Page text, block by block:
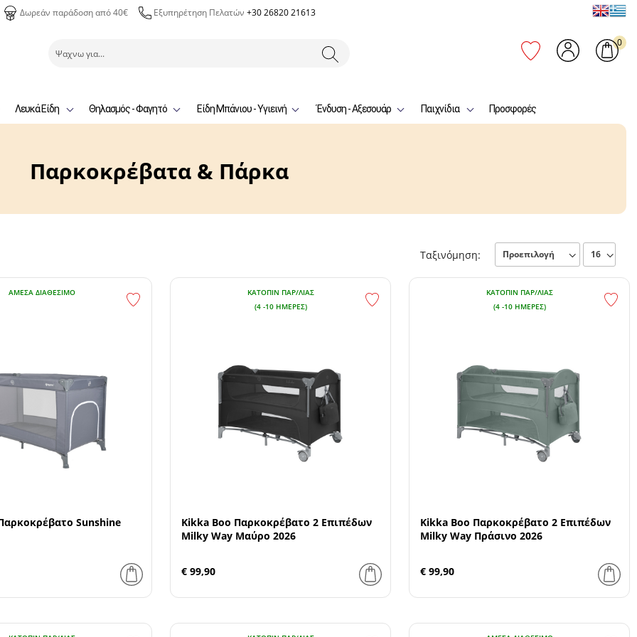
Δωρεάν παράδοση από 40€ Εξυπηρέτηση Πελατών +30 26820 21613
0
Λευκά Είδη Θηλασμός - Φαγητό Είδη Μπάνιου - Υγιεινή Ένδυση - Αξεσουάρ Παιχνίδια Προσφορές
Παρκοκρέβατα & Πάρκα
Ταξινόμηση:
ΆΜΕΣΑ ΔΙΑΘΈΣΙΜΟ
Sunshine
ΚΑΤΌΠΙΝ ΠΑΡ/ΛΊΑΣ
(4 -10 ΗΜΈΡΕΣ)
Kikka Boo Παρκοκρέβατο 2 Επιπέδων
Milky Way Μαύρο 2026
€ 99,90
ΚΑΤΌΠΙΝ ΠΑΡ/ΛΊΑΣ
(4 -10 ΗΜΈΡΕΣ)
Kikka Boo Παρκοκρέβατο 2 Επιπέδων
Milky Way Πράσινο 2026
€ 99,90